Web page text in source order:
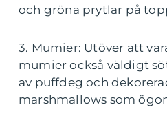
och gröna prytlar på
3. Mumier: Utöver att
mumier också väldigt
av puffdeg och
marshmallows som